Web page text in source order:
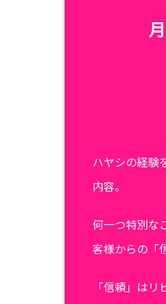
ハヤシの経験
内容。
何一つ特別な
客様からの「
「信頼」は